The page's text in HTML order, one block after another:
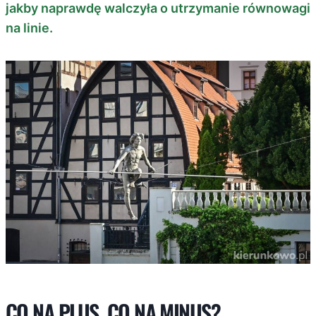
jakby naprawdę walczyła o utrzymanie równowagi
na linie.